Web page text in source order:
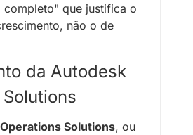
que justifica o
não o de
da Autodesk
Solutions